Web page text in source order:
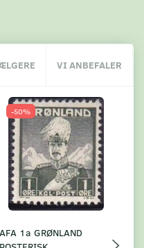
VI ANBEFALER
-50%
AFA 1a GRØNLAND